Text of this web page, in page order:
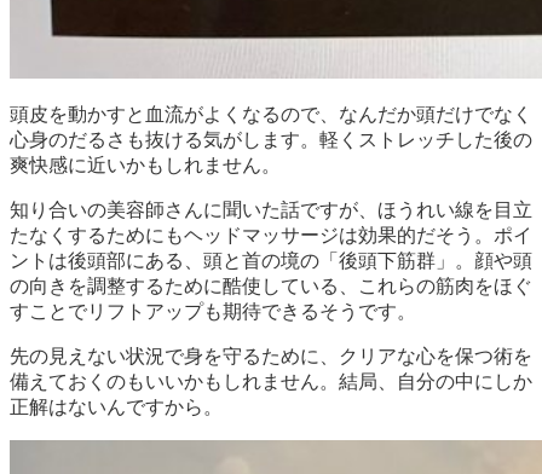
頭皮を動かすと血流がよくなるので、なんだか頭だけでなく
心身のだるさも抜ける気がします。軽くストレッチした後の
爽快感に近いかもしれません。
知り合いの美容師さんに聞いた話ですが、ほうれい線を目立
たなくするためにもヘッドマッサージは効果的だそう。ポイ
ントは後頭部にある、頭と首の境の「後頭下筋群」。顔や頭
の向きを調整するために酷使している、これらの筋肉をほぐ
すことでリフトアップも期待できるそうです。
先の見えない状況で身を守るために、クリアな心を保つ術を
備えておくのもいいかもしれません。結局、自分の中にしか
正解はないんですから。